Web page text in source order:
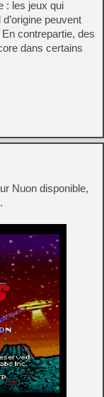
: les jeux qui
peuvent
contrepartie, des
dans certains
Nuon disponible,